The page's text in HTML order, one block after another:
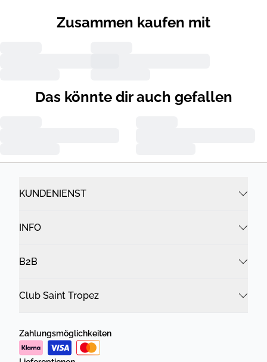
Zusammen kaufen mit
Das könnte dir auch gefallen
KUNDENIENST
INFO
B2B
Club Saint Tropez
Zahlungsmöglichkeiten